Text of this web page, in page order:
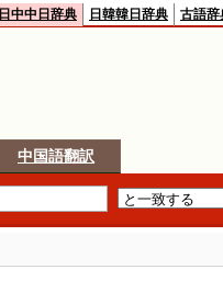
日中中日辞典 日韓韓日辞典 古語辞
中国語翻訳